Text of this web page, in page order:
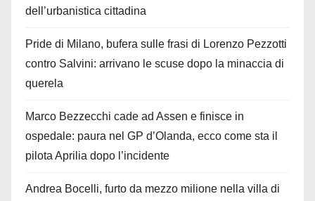
dell’urbanistica cittadina
Pride di Milano, bufera sulle frasi di Lorenzo Pezzotti
contro Salvini: arrivano le scuse dopo la minaccia di
querela
Marco Bezzecchi cade ad Assen e finisce in
ospedale: paura nel GP d’Olanda, ecco come sta il
pilota Aprilia dopo l’incidente
Andrea Bocelli, furto da mezzo milione nella villa di